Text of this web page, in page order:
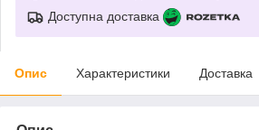
Доступна доставка
Опис Характеристики Доставка